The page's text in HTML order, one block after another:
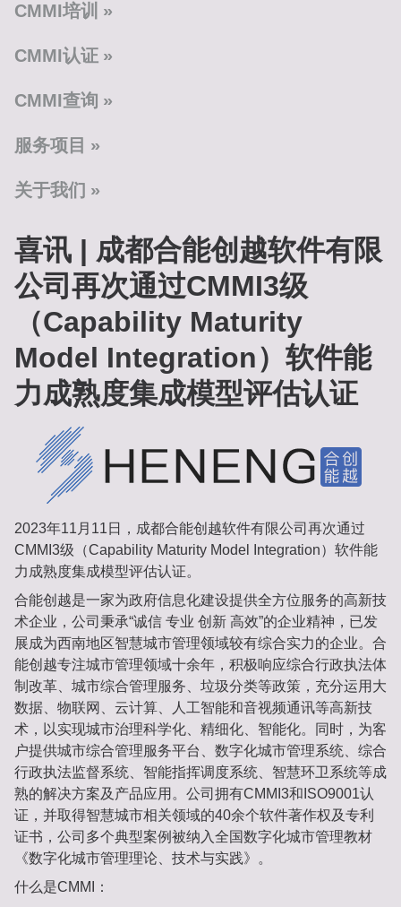
CMMI培训
CMMI认证
CMMI查询
服务项目
关于我们
喜讯 | 成都合能创越软件有限
公司再次通过CMMI3级
（Capability Maturity
Model Integration）软件能
力成熟度集成模型评估认证
2023年11月11日，成都合能创越软件有限公司再次通过
CMMI3级（Capability Maturity Model Integration）软件能
力成熟度集成模型评估认证。
合能创越是一家为政府信息化建设提供全方位服务的高新技
术企业，公司秉承“诚信 专业 创新 高效”的企业精神，已发
展成为西南地区智慧城市管理领域较有综合实力的企业。合
能创越专注城市管理领域十余年，积极响应综合行政执法体
制改革、城市综合管理服务、垃圾分类等政策，充分运用大
数据、物联网、云计算、人工智能和音视频通讯等高新技
术，以实现城市治理科学化、精细化、智能化。同时，为客
户提供城市综合管理服务平台、数字化城市管理系统、综合
行政执法监督系统、智能指挥调度系统、智慧环卫系统等成
熟的解决方案及产品应用。公司拥有CMMI3和ISO9001认
证，并取得智慧城市相关领域的40余个软件著作权及专利
证书，公司多个典型案例被纳入全国数字化城市管理教材
《数字化城市管理理论、技术与实践》。
什么是CMMI：